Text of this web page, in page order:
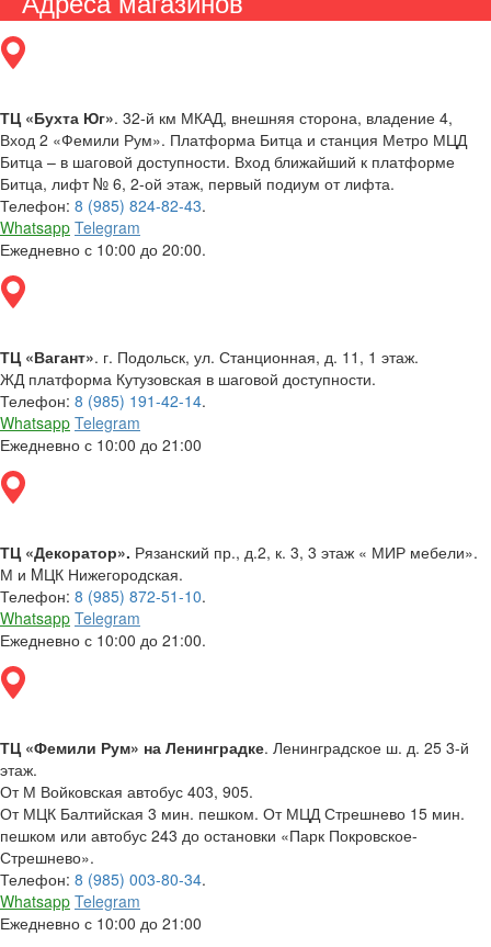
ТЦ «Бухта Юг». 32-й км МКАД, внешняя сторона, владение 4,
Вход 2 «Фемили Рум». Платформа Битца и станция Метро МЦД
Битца – в шаговой доступности. Вход ближайший к платформе
Битца, лифт № 6, 2-ой этаж, первый подиум от лифта.
Телефон: 8 (985) 824-82-43.
Whatsapp Telegram
Ежедневно с 10:00 до 20:00.
ТЦ «Вагант». г. Подольск, ул. Станционная, д. 11, 1 этаж.
ЖД платформа Кутузовская в шаговой доступности.
Телефон: 8 (985) 191-42-14.
Whatsapp Telegram
Ежедневно с 10:00 до 21:00
ТЦ «Декоратор». Рязанский пр., д.2, к. 3, 3 этаж « МИР мебели».
М и MЦК Нижегородская.
Телефон: 8 (985) 872-51-10.
Whatsapp Telegram
Ежедневно с 10:00 до 21:00.
ТЦ «Фемили Рум» на Ленинградке. Ленинградское ш. д. 25 3-й
этаж.
От М Войковская автобус 403, 905.
От МЦК Балтийская 3 мин. пешком. От МЦД Стрешнево 15 мин.
пешком или автобус 243 до остановки «Парк Покровское-
Стрешнево».
Телефон: 8 (985) 003-80-34.
Whatsapp Telegram
Ежедневно с 10:00 до 21:00